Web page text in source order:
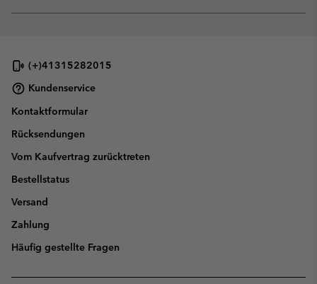
or
(+)41315282015
Kundenservice
Kontaktformular
Rücksendungen
Vom Kaufvertrag zurücktreten
Bestellstatus
Versand
Zahlung
Häufig gestellte Fragen